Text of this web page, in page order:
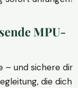
MPU-
– und sichere dir
die dich